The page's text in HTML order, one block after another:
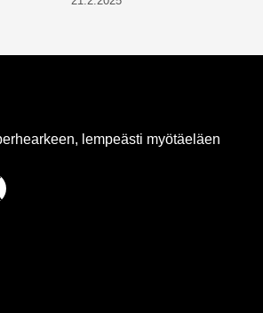
lempeästi myötäeläen